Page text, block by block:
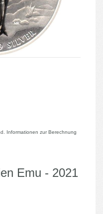
Informationen zur Berechnung
Emu - 2021